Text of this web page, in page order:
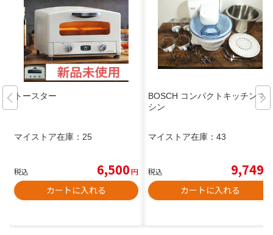
トースター
マイストア在庫： 25
税込 6,500円
カートに入れる
BOSCH コンパクトキッチンマ
シン
マイストア在庫： 43
税込 9,749
カートに入れる